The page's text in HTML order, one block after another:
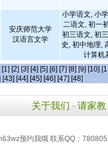
安庆师范大学
汉语言文学
小学语文, 小
二语文, 初一
初三语文, 初
史, 初中地理,
计算机
[1] [2] [3] [4] [5] [6] [7] [8] [9] [10]
[43] [44] [45] [46] [47] [48]
关于我们 - 请家教
预约我哦 联系QQ：